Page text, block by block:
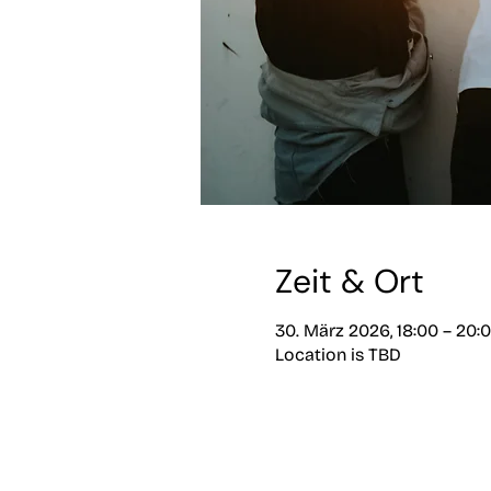
Zeit & Ort
30. März 2026, 18:00 –
Location is TBD